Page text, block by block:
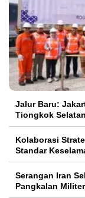
Jalur Baru:
Tiongkok Selatan
Kolaborasi
Standar
Serangan Iran
Pangkalan